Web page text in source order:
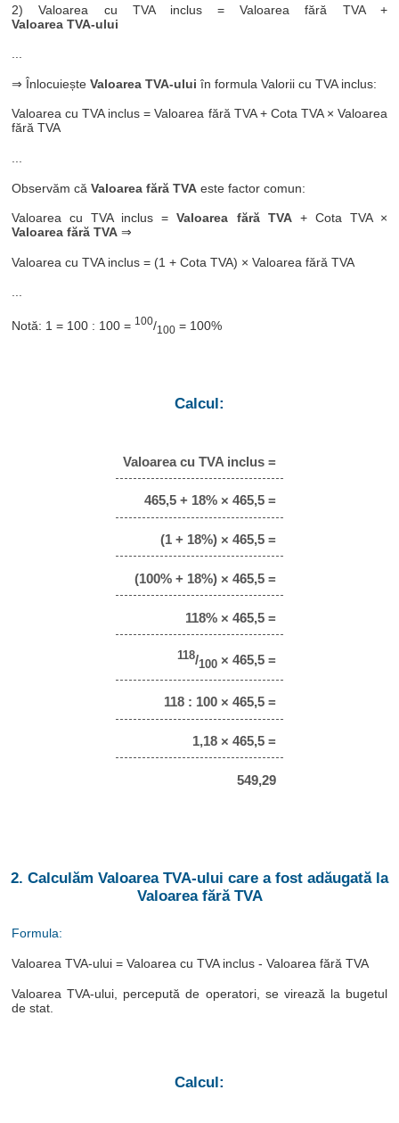
2) Valoarea cu TVA inclus = Valoarea fără TVA +
Valoarea TVA-ului
...
⇒ ÎnlocuieșteValoarea TVA-ului în formula Valorii cu TVA inclus:
Valoarea cu TVA inclus = Valoarea fără TVA + Cota TVA × Valoarea
fără TVA
Observăm căValoarea fără TVA este factor comun:
Valoarea cu TVA inclus =Valoarea fără TVA+ Cota TVA ×
Valoarea fără TVA ⇒
Valoarea cu TVA inclus = (1 + Cota TVA) × Valoarea fără TVA
Notă: 1 = 100 : 100 = 100/100 = 100%
Calcul:
Valoarea cu TVA inclus =
465,5 + 18% × 465,5 =
(1 + 18%) × 465,5 =
(100% + 18%) × 465,5 =
118% × 465,5 =
118/100 × 465,5 =
118 : 100 × 465,5 =
1,18 × 465,5 =
549,29
2. Calculăm Valoarea TVA-ului care a fost adăugată la
Valoarea fără TVA
Formula:
Valoarea TVA-ului = Valoarea cu TVA inclus - Valoarea fără TVA
Valoarea TVA-ului, percepută de operatori, se virează la bugetul
de stat.
Calcul: